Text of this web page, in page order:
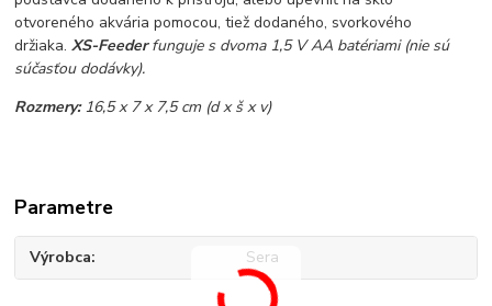
otvoreného akvária pomocou, tiež dodaného, ​​svorkového
držiaka.XS-Feederfunguje s dvoma 1,5 V AA batériami (nie sú
súčasťou dodávky).
Rozmery:16,5 x 7 x 7,5 cm (d x š x v)
Parametre
Výrobca Sera